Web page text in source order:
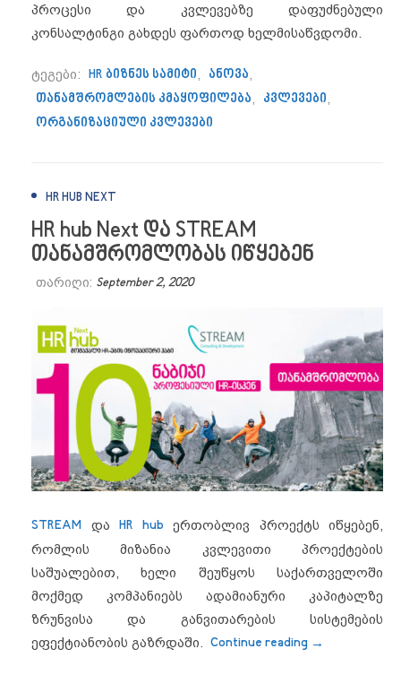
პროცესი და კვლევებზე დაფუძნებული
კონსალტინგი გახდეს ფართოდ ხელმისაწვდომი.
ტეგები: HR ბიზნეს სამიტი, ანოვა,
თანამშრომლების კმაყოფილება, კვლევები,
ორგანიზაციული კვლევები
HR HUB NEXT
HR hub Next და STREAM
თანამშრომლობას იწყებენ
თარიღი: September 2, 2020
STREAM და HR hub ერთობლივ პროექტს იწყებენ,
რომლის მიზანია კვლევითი პროექტების
საშუალებით, ხელი შეუწყოს საქართველოში
მოქმედ კომპანიებს ადამიანური კაპიტალზე
ზრუნვისა და განვითარების სისტემების
ეფექტიანობის გაზრდაში. Continue reading “HR hub
→